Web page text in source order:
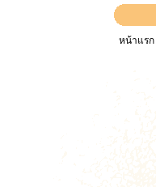
หน้าแรก